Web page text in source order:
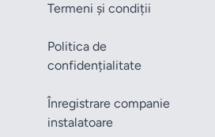
Termeni și condiții
Politica de
confidențialitate
Înregistrare companie
instalatoare